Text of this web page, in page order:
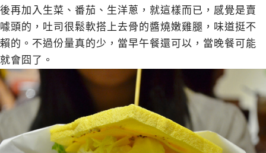
後再加入生菜、番茄、生洋蔥，就這樣而已，感覺是賣
噱頭的，吐司很鬆軟搭上去骨的醬燒嫩雞腿，味道挺不
賴的。不過份量真的少，當早午餐還可以，當晚餐可能
就會囧了。